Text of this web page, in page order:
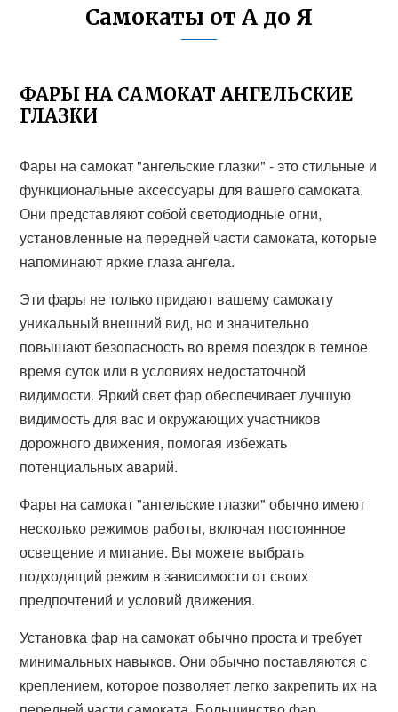
Самокаты от А до Я
ФАРЫ НА САМОКАТ АНГЕЛЬСКИЕ
ГЛАЗКИ
Фары на самокат "ангельские глазки" - это стильные и
функциональные аксессуары для вашего самоката.
Они представляют собой светодиодные огни,
установленные на передней части самоката, которые
напоминают яркие глаза ангела.
Эти фары не только придают вашему самокату
уникальный внешний вид, но и значительно
повышают безопасность во время поездок в темное
время суток или в условиях недостаточной
видимости. Яркий свет фар обеспечивает лучшую
видимость для вас и окружающих участников
дорожного движения, помогая избежать
потенциальных аварий.
Фары на самокат "ангельские глазки" обычно имеют
несколько режимов работы, включая постоянное
освещение и мигание. Вы можете выбрать
подходящий режим в зависимости от своих
предпочтений и условий движения.
Установка фар на самокат обычно проста и требует
минимальных навыков. Они обычно поставляются с
креплением, которое позволяет легко закрепить их на